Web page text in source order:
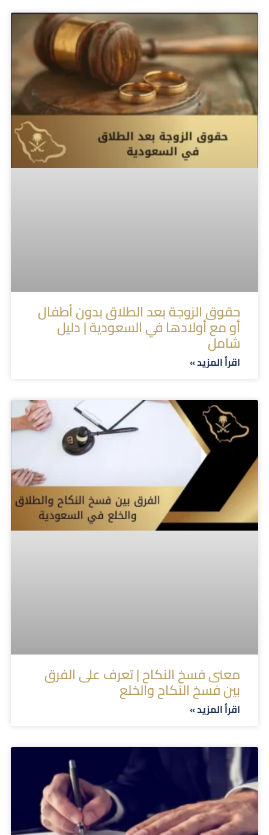
حقوق الزوجة بعد الطلاق بدون أطفال
أو مع أولادها في السعودية | دليل
شامل
اقرأ المزيد »
معنى فسخ النكاح | تعرف على الفرق
بين فسخ النكاح والخلع
اقرأ المزيد »